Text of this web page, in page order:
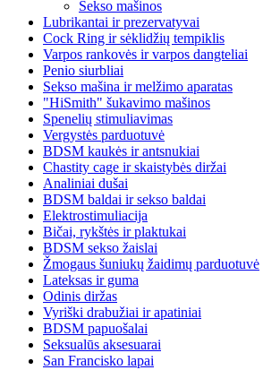
Sekso mašinos
Lubrikantai ir prezervatyvai
Cock Ring ir sėklidžių tempiklis
Varpos rankovės ir varpos dangteliai
Penio siurbliai
Sekso mašina ir melžimo aparatas
"HiSmith" šukavimo mašinos
Spenelių stimuliavimas
Vergystės parduotuvė
BDSM kaukės ir antsnukiai
Chastity cage ir skaistybės diržai
Analiniai dušai
BDSM baldai ir sekso baldai
Elektrostimuliacija
Bičai, rykštės ir plaktukai
BDSM sekso žaislai
Žmogaus šuniukų žaidimų parduotuvė
Lateksas ir guma
Odinis diržas
Vyriški drabužiai ir apatiniai
BDSM papuošalai
Seksualūs aksesuarai
San Francisko lapai